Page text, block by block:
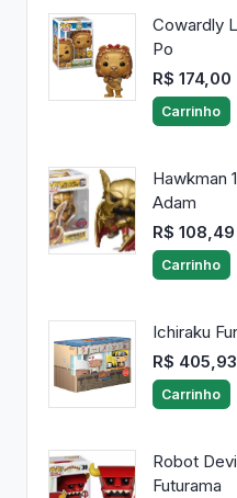
Cowardly
Po
R$ 174,00
Carrinho
Hawkman
Adam
R$ 108,49
Carrinho
Ichiraku
R$ 405,93
Carrinho
Robot
Futurama